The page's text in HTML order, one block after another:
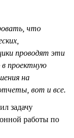
что
проводят эти
проектную
на
вот и все.
задачу
работы по